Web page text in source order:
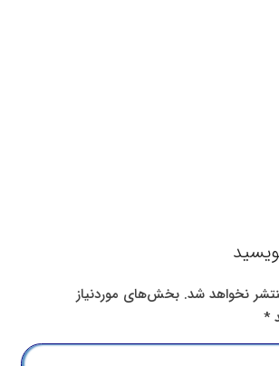
نخواهد شد. بخش‌های موردنیاز
*